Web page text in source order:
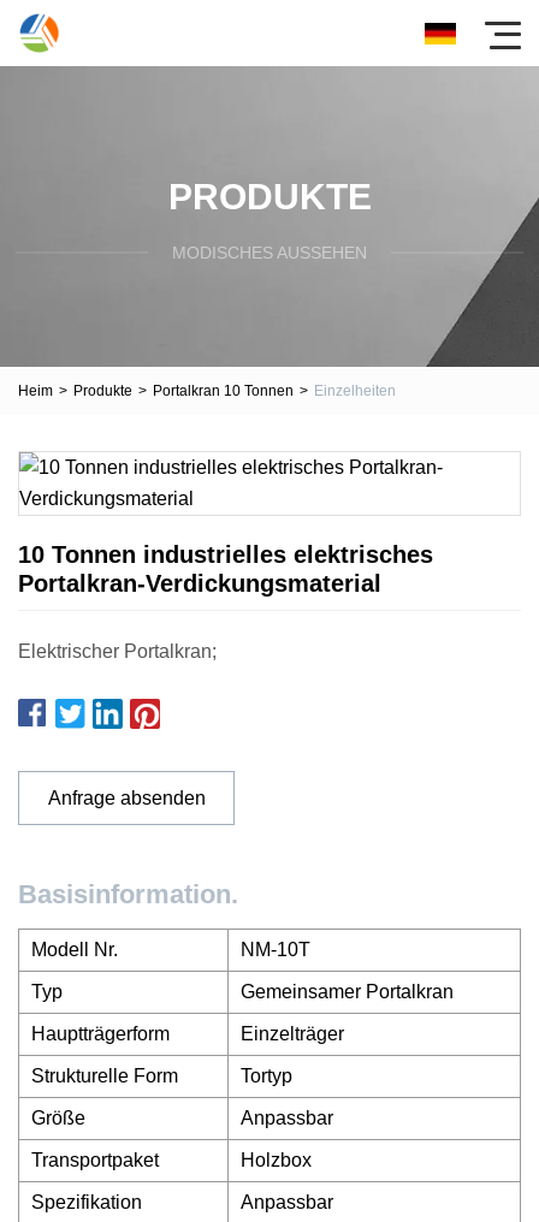
PRODUKTE
MODISCHES AUSSEHEN
Heim > Produkte > Portalkran 10 Tonnen > Einzelheiten
10 Tonnen industrielles elektrisches
Portalkran-Verdickungsmaterial
Elektrischer Portalkran;
Anfrage absenden
Basisinformation.
Modell Nr. NM-10T
Typ Gemeinsamer Portalkran
Hauptträgerform Einzelträger
Strukturelle Form Tortyp
Größe Anpassbar
Transportpaket Holzbox
Spezifikation Anpassbar